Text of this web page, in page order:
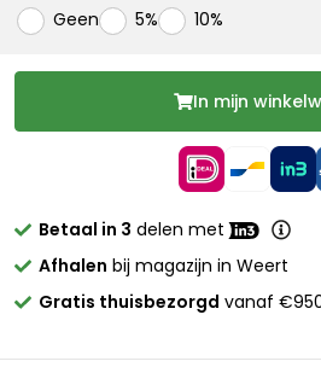
Geen 5% 10%
In mijn
Betaal in 3 delen met
Afhalen bij magazijn in Weert
Gratis thuisbezorgd vanaf